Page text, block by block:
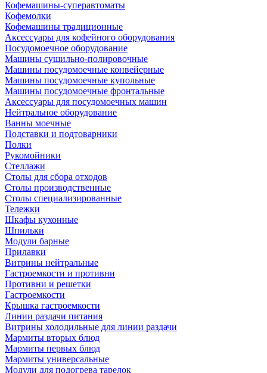
Кофемашины-суперавтоматы
Кофемолки
Кофемашины традиционные
Аксессуары для кофейного оборудования
Посудомоечное оборудование
Машины сушильно-полировочные
Машины посудомоечные конвейерные
Машины посудомоечные купольные
Машины посудомоечные фронтальные
Аксессуары для посудомоечных машин
Нейтральное оборудование
Ванны моечные
Подставки и подтоварники
Полки
Рукомойники
Стеллажи
Столы для сбора отходов
Столы производственные
Столы специализированные
Тележки
Шкафы кухонные
Шпильки
Модули барные
Прилавки
Витрины нейтральные
Гастроемкости и противни
Противни и решетки
Гастроемкости
Крышка гастроемкости
Линии раздачи питания
Витрины холодильные для линии раздачи
Мармиты вторых блюд
Мармиты первых блюд
Мармиты универсальные
Модули для подогрева тарелок